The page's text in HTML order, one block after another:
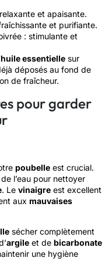
et apaisante.
et purifiante.
: stimulante et
huile essentielle sur
déposés au fond de
de fraîcheur.
pour garder
poubelle est crucial.
l’eau pour nettoyer
. Le vinaigre est excellent
aux mauvaises
sécher complètement
argile et de bicarbonate
une hygiène